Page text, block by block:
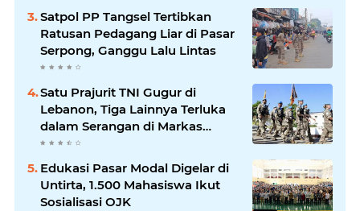
Satpol PP Tangsel Tertibkan
Ratusan Pedagang Liar di Pasar
Serpong, Ganggu Lalu Lintas
Satu Prajurit TNI Gugur di
Lebanon, Tiga Lainnya Terluka
dalam Serangan di Markas
UNIFIL
Edukasi Pasar Modal Digelar di
Untirta, 1.500 Mahasiswa Ikut
Sosialisasi OJK